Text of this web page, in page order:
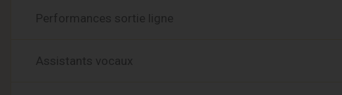
Performances sortie ligne
Assistants vocaux